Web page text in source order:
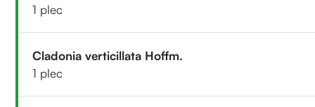
1 plec
Cladonia verticillata Hoffm.
1 plec